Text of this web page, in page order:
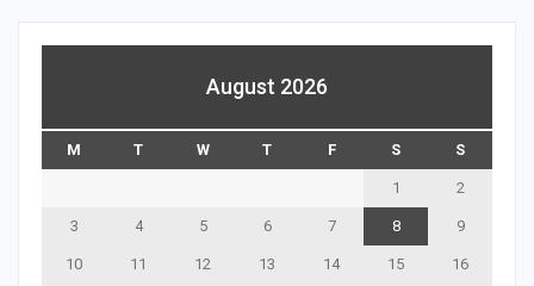
August 2026
M T W T F S S
1 2
3 4 5 6 7 8 9
10 11 12 13 14 15 16